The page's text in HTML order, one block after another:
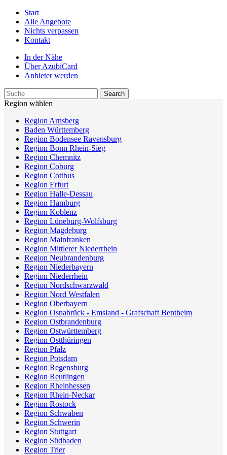
Start
Alle Angebote
Nichts verpassen
Kontakt
In der Nähe
Über AzubiCard
Anbieter werden
Region wählen
Region Arnsberg
Baden Württemberg
Region Bodensee Ravensburg
Region Bonn Rhein-Sieg
Region Chemnitz
Region Coburg
Region Cottbus
Region Erfurt
Region Halle-Dessau
Region Hamburg
Region Koblenz
Region Lüneburg-Wolfsburg
Region Magdeburg
Region Mainfranken
Region Mittlerer Niederrhein
Region Neubrandenburg
Region Niederbayern
Region Niederrhein
Region Nordschwarzwald
Region Nord Westfalen
Region Oberbayern
Region Osnabrück - Emsland - Grafschaft Bentheim
Region Ostbrandenburg
Region Ostwürttemberg
Region Ostthüringen
Region Pfalz
Region Potsdam
Region Regensburg
Region Reutlingen
Region Rheinhessen
Region Rhein-Neckar
Region Rostock
Region Schwaben
Region Schwerin
Region Stuttgart
Region Südbaden
Region Trier